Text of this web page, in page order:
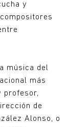
y
música del
más
profesor,
de
Alonso, o